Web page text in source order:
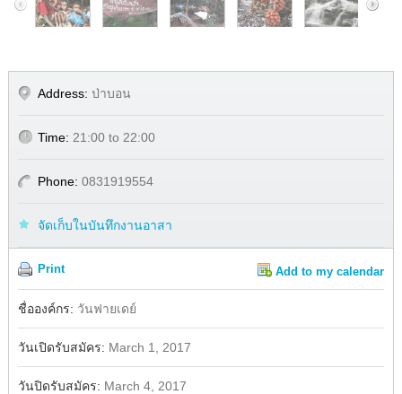
Address: ป่าบอน
Time: 21:00 to 22:00
Phone: 0831919554
จัดเก็บในบันทึกงานอาสา
Print Add to my calendar
Facebook
ชื่อองค์กร: วันฟายเดย์
วันเปิดรับสมัคร: March 1, 2017
วันปิดรับสมัคร: March 4, 2017